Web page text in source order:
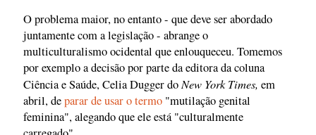
O problema maior, no entanto - que deve ser abordado
juntamente com a legislação - abrange o
multiculturalismo ocidental que enlouqueceu. Tomemos
por exemplo a decisão por parte da editora da coluna
Ciência e Saúde, Celia Dugger doNew York Times, em
abril, deparar de usar o termo "mutilação genital
feminina", alegando que ele está "culturalmente